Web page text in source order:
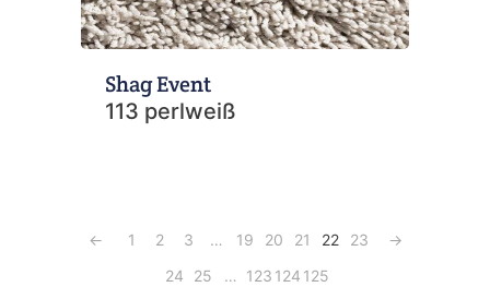
Shag Event
113 perlweiß
← 1 2 3 … 19 20 21 22
23
24
25 … 123 124 125
→